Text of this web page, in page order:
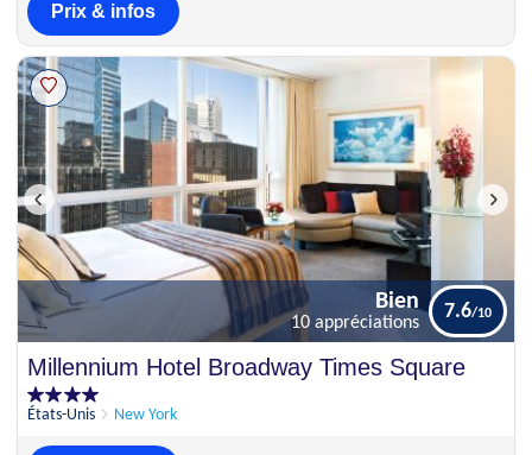
Prix & infos
Bien
10 appréciations
7.6
Millennium Hotel Broadway Times Square
États-Unis New York
Bien
10 appréciations
7.6